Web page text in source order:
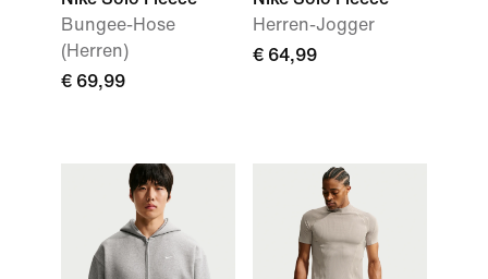
Bungee-Hose
(Herren)
€ 69,99
Herren-Jogger
€ 64,99